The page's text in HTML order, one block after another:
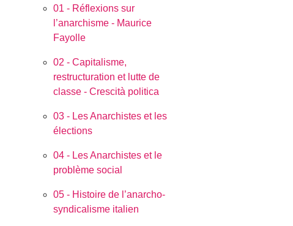
01 - Réflexions sur
l’anarchisme - Maurice
Fayolle
02 - Capitalisme,
restructuration et lutte de
classe - Crescità politica
03 - Les Anarchistes et les
élections
04 - Les Anarchistes et le
problème social
05 - Histoire de l’anarcho-
syndicalisme italien